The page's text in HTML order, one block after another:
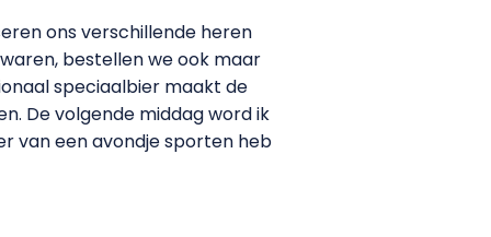
ons verschillende heren
bestellen we ook maar
speciaalbier maakt de
De volgende middag word ik
van een avondje sporten heb